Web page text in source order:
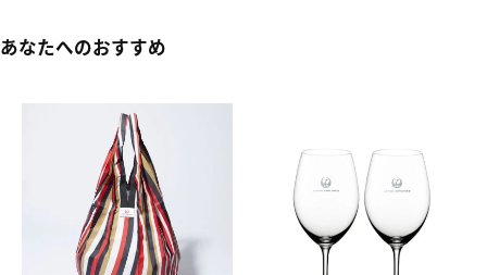
あなたへのおすすめ